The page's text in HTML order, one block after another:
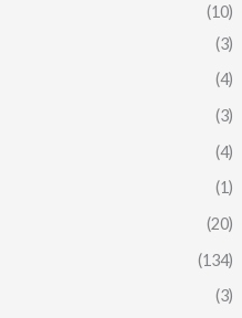
(10)
(3)
(4)
(3)
(4)
(1)
(20)
(134)
(3)